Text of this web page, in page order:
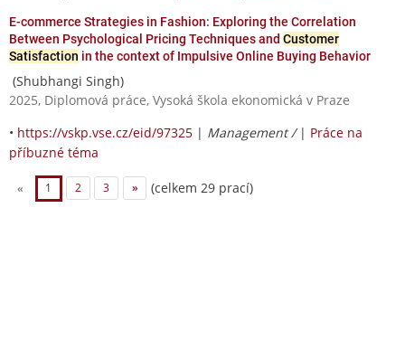
E-commerce Strategies in Fashion: Exploring the Correlation
Between Psychological Pricing Techniques and Customer
Satisfaction in the context of Impulsive Online Buying Behavior
(Shubhangi Singh)
2025, Diplomová práce, Vysoká škola ekonomická v Praze
• https://vskp.vse.cz/eid/97325 | Management / | Práce na
příbuzné téma
« 1 2 3 » (celkem 29 prací)